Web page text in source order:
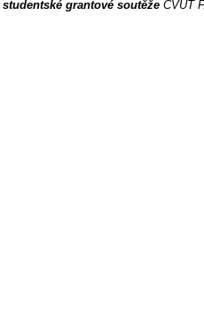
studentské grantové soutěže ČVUT